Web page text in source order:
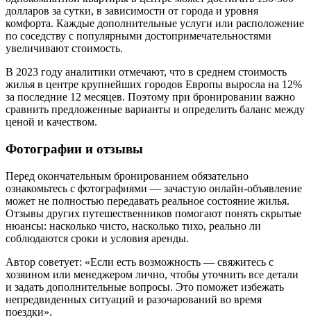
долларов за сутки, в зависимости от города и уровня
комфорта. Каждые дополнительные услуги или расположение
по соседству с популярными достопримечательностями
увеличивают стоимость.
В 2023 году аналитики отмечают, что в среднем стоимость
жилья в центре крупнейших городов Европы выросла на 12%
за последние 12 месяцев. Поэтому при бронировании важно
сравнить предложенные варианты и определить баланс между
ценой и качеством.
Фотографии и отзывы
Перед окончательным бронированием обязательно
ознакомьтесь с фотографиями — зачастую онлайн-объявление
может не полностью передавать реальное состояние жилья.
Отзывы других путешественников помогают понять скрытые
нюансы: насколько чисто, насколько тихо, реально ли
соблюдаются сроки и условия аренды.
Автор советует: «Если есть возможность — свяжитесь с
хозяином или менеджером лично, чтобы уточнить все детали
и задать дополнительные вопросы. Это поможет избежать
непредвиденных ситуаций и разочарований во время
поездки».